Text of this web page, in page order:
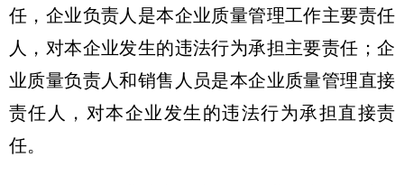
任，企业负责人是本企业质量管理工作主要责任
人，对本企业发生的违法行为承担主要责任；企
业质量负责人和销售人员是本企业质量管理直接
责任人，对本企业发生的违法行为承担直接责
任。